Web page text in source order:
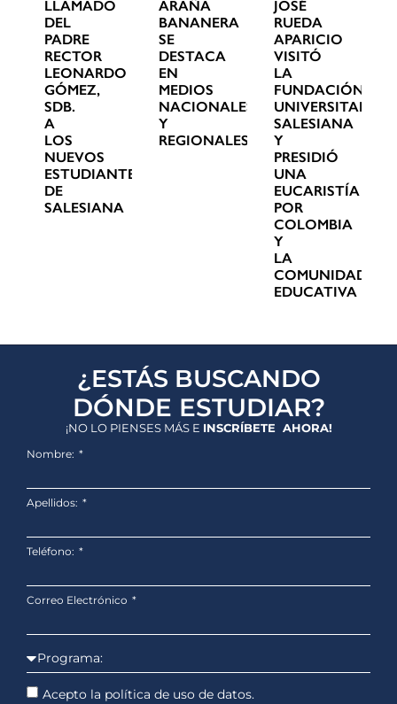
LLAMADO
DEL
PADRE
RECTOR
LEONARDO
GÓMEZ,
SDB.
A
LOS
NUEVOS
ESTUDIANTES
DE
SALESIANA
ARAÑA
BANANERA
SE
DESTACA
EN
MEDIOS
NACIONALES
Y
REGIONALES
JOSÉ
RUEDA
APARICIO
VISITÓ
LA
FUNDACIÓN
UNIVERSITARIA
SALESIANA
Y
PRESIDIÓ
UNA
EUCARISTÍA
POR
COLOMBIA
Y
LA
COMUNIDAD
EDUCATIVA
¿ESTÁS BUSCANDO
DÓNDE ESTUDIAR?
¡NO LO PIENSES MÁS E INSCRÍBETE AHORA!
Nombre:
Apellidos:
Teléfono:
Correo Electrónico
Acepto la política de uso de datos.